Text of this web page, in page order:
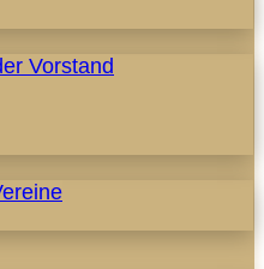
Vorstand